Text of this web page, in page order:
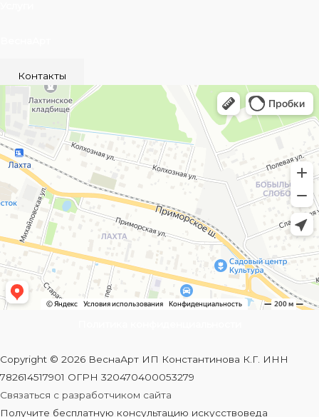
Контакты
Copyright © 2026 ВеснаАрт ИП Константинова К.Г. ИНН
782614517901 ОГРН 320470400053279
Связаться с разработчиком сайта
Получите бесплатную консультацию искусствоведа